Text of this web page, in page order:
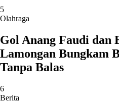
5
Olahraga
Gol Anang Faudi dan
Lamongan Bungkam
Tanpa Balas
6
Berita